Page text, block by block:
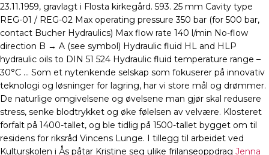
23.11.1959, gravlagt i Flosta kirkegård. 593. 25 mm Cavity type
REG-01 / REG-02 Max operating pressure 350 bar (for 500 bar,
contact Bucher Hydraulics) Max flow rate 140 l/min No-flow
direction B → A (see symbol) Hydraulic fluid HL and HLP
hydraulic oils to DIN 51 524 Hydraulic fluid temperature range –
30°C … Som et nytenkende selskap som fokuserer på innovativ
teknologi og løsninger for lagring, har vi store mål og drømmer.
De naturlige omgivelsene og øvelsene man gjør skal redusere
stress, senke blodtrykket og øke følelsen av velvære. Klosteret
forfalt på 1400-tallet, og ble tidlig på 1500-tallet bygget om til
residens for riksråd Vincens Lunge. I tillegg til arbeidet ved
Kulturskolen i Ås påtar Kristine seg ulike frilanseoppdrag Jenna